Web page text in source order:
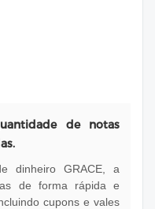
de notas
dinheiro GRACE, a
de forma rápida e
cupons e vales